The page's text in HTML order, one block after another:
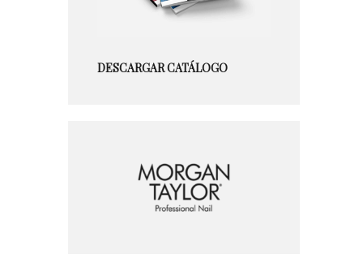
DESCARGAR CATÁLOGO